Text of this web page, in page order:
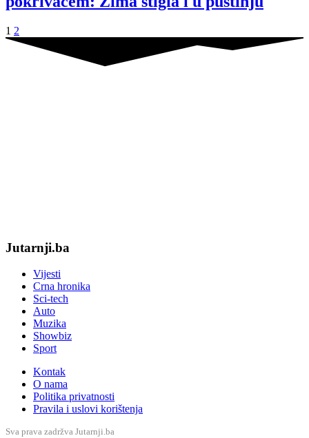
1 2
Jutarnji.ba
Vijesti
Crna hronika
Sci-tech
Auto
Muzika
Showbiz
Sport
Kontak
O nama
Politika privatnosti
Pravila i uslovi korištenja
Sva prava zadržva Jutarnji.ba